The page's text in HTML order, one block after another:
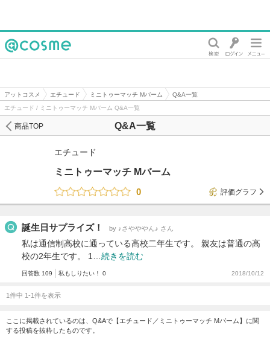
アットコスメ エチュード ミニトゥーマッチ Mバーム
Q&A一覧
エチュード / ミニトゥーマッチ Mバーム Q&A一覧
Q&A一覧
商品TOP
エチュード
ミニトゥーマッチ Mバーム
0
評価グラフ
誕生日サプライズ！ by ♪さやややん♪ さん
私は通信制高校に通っている高校二年生です。 親友は普通の高
校の2年生です。 1… 続きを読む
回答数 109 私もしりたい！ 0 2018/10/12
1件中 1-1件を表示
ここに掲載されているのは、Q&Aで【エチュード／ミニトゥーマッチ Mバーム】に関
する投稿を抜粋したものです。